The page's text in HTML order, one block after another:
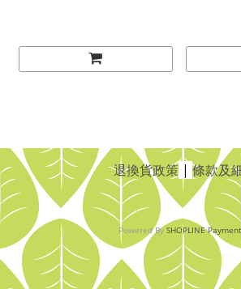
退換貨政策| 條款及
Powered BySHOPLINE